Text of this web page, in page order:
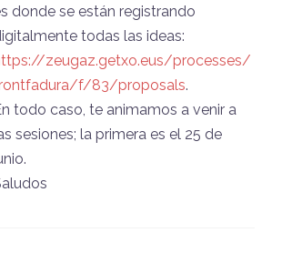
donde se están registrando
todas las ideas:
zeugaz.getxo.eus/processes/
f/83/proposals.
todo caso, te animamos a venir a
sesiones; la primera es el 25 de